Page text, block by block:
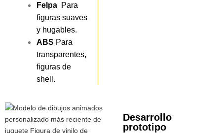
Felpa Para
figuras suaves
y hugables.
ABS Para
transparentes,
figuras de
shell.
Desarrollo
prototipo